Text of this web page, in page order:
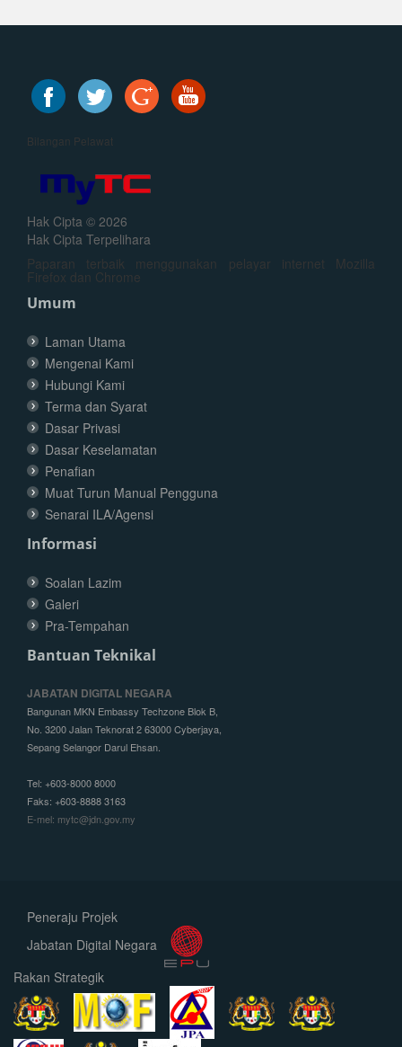
Bilangan Pelawat
Hak Cipta © 2026
Hak Cipta Terpelihara
Paparan terbaik menggunakan pelayar internet Mozilla
Firefox dan Chrome
Umum
Laman Utama
Mengenai Kami
Hubungi Kami
Terma dan Syarat
Dasar Privasi
Dasar Keselamatan
Penafian
Muat Turun Manual Pengguna
Senarai ILA/Agensi
Informasi
Soalan Lazim
Galeri
Pra-Tempahan
Bantuan Teknikal
JABATAN DIGITAL NEGARA
Bangunan MKN Embassy Techzone Blok B,
No. 3200 Jalan Teknorat 2 63000 Cyberjaya,
Sepang Selangor Darul Ehsan.
Tel: +603-8000 8000
Faks: +603-8888 3163
E-mel: mytc@jdn.gov.my
Peneraju Projek
Jabatan Digital Negara
Rakan Strategik